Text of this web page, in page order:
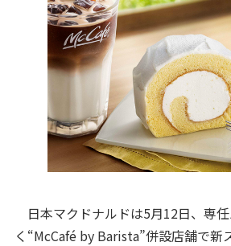
日本マクドナルドは5月12日、専
く“McCafé by Barista”併設店舗で新